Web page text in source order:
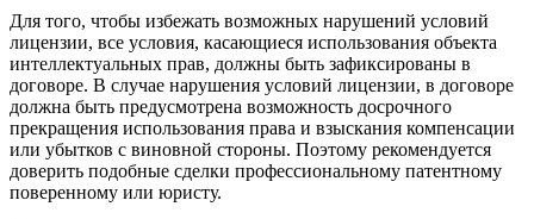
Для того, чтобы избежать возможных нарушений условий
лицензии, все условия, касающиеся использования объекта
интеллектуальных прав, должны быть зафиксированы в
договоре. В случае нарушения условий лицензии, в договоре
должна быть предусмотрена возможность досрочного
прекращения использования права и взыскания компенсации
или убытков с виновной стороны. Поэтому рекомендуется
доверить подобные сделки профессиональному патентному
поверенному или юристу.